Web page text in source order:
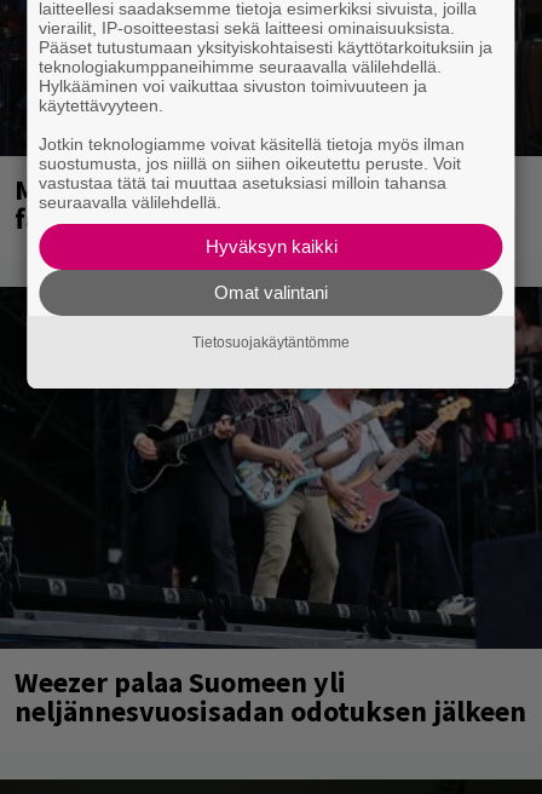
Mainioita uutisia Remu Aaltosen
faneille
Weezer palaa Suomeen yli
neljännesvuosisadan odotuksen jälkeen
laitteellesi saadaksemme tietoja esimerkiksi sivuista, joilla
vierailit, IP-osoitteestasi sekä laitteesi ominaisuuksista.
Pääset tutustumaan yksityiskohtaisesti käyttötarkoituksiin ja
teknologiakumppaneihimme seuraavalla välilehdellä.
Hylkääminen voi vaikuttaa sivuston toimivuuteen ja
käytettävyyteen.
Jotkin teknologiamme voivat käsitellä tietoja myös ilman
suostumusta, jos niillä on siihen oikeutettu peruste. Voit
vastustaa tätä tai muuttaa asetuksiasi milloin tahansa
seuraavalla välilehdellä.
Hyväksyn kaikki
Omat valintani
Tietosuojakäytäntömme